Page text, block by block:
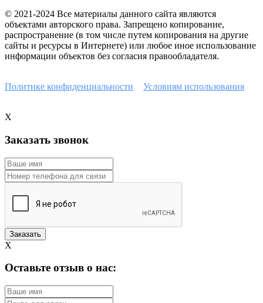
© 2021-2024 Все материалы данного сайта являются
объектами авторского права. Запрещено копирование,
распространение (в том числе путем копирования на другие
сайты и ресурсы в Интернете) или любое иное использование
информации объектов без согласия правообладателя.
Политике конфиденциальности
Условиям использования
X
Заказать звонок
X
Оставьте отзыв о нас: